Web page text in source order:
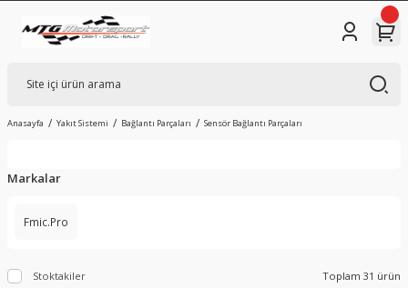
Anasayfa Yakıt Sistemi Bağlantı Parçaları Sensör Bağlantı Parçaları
Markalar
Fmic.Pro
Stoktakiler Toplam 31 ürün